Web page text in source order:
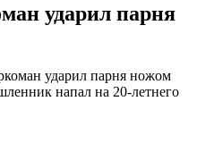
ударил парня
ударил парня ножом